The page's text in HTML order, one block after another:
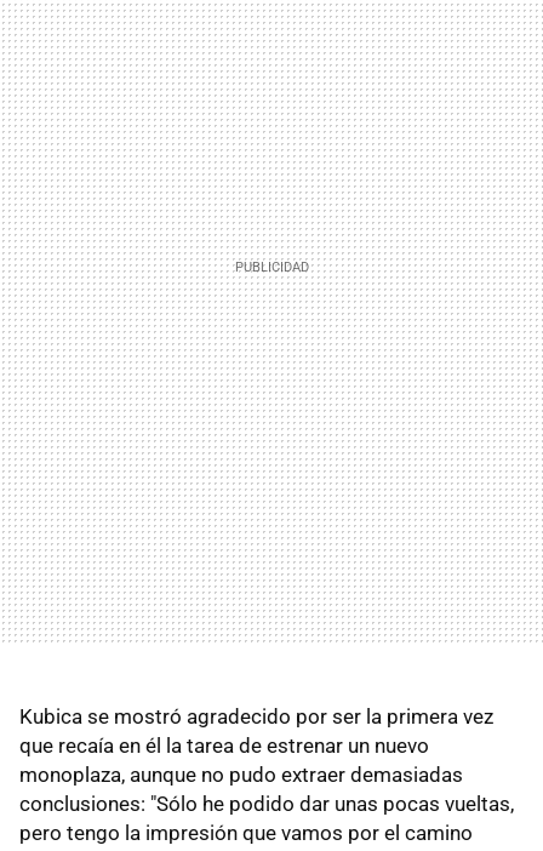
Kubica se mostró agradecido por ser la primera vez
que recaía en él la tarea de estrenar un nuevo
monoplaza, aunque no pudo extraer demasiadas
conclusiones: "Sólo he podido dar unas pocas vueltas,
pero tengo la impresión que vamos por el camino